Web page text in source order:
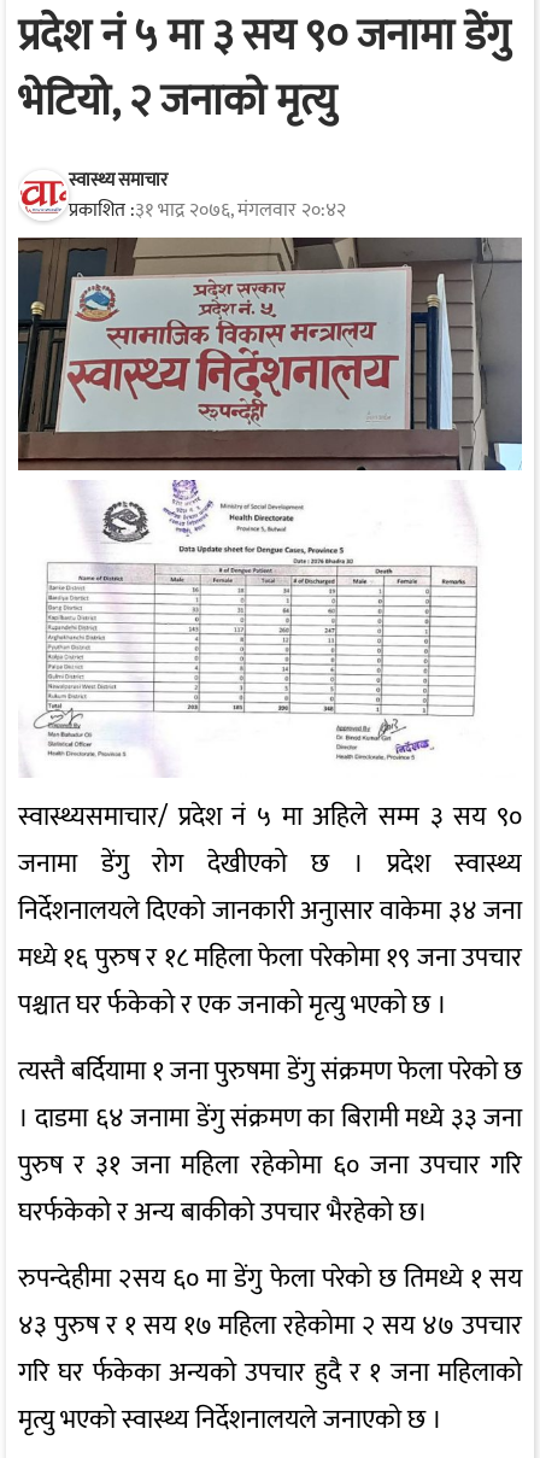
प्रदेश नं ५ मा ३ सय ९० जनामा डेंगु
भेटियो, २ जनाको मृत्यु
स्वास्थ्य समाचार
प्रकाशित :३१ भाद्र २०७६, मंगलवार २०:४२
स्वास्थ्यसमाचार/ प्रदेश नं ५ मा अहिले सम्म ३ सय ९०
जनामा डेंगु रोग देखीएको छ । प्रदेश स्वास्थ्य
निर्देशनालयले दिएको जानकारी अनुासार वाकेमा ३४ जना
मध्ये १६ पुरुष र १८ महिला फेला परेकोमा १९ जना उपचार
पश्चात घर र्फकेको र एक जनाको मृत्यु भएको छ ।
त्यस्तै बर्दियामा १ जना पुरुषमा डेंगु संक्रमण फेला परेको छ
। दाडमा ६४ जनामा डेंगु संक्रमण का बिरामी मध्ये ३३ जना
पुरुष र ३१ जना महिला रहेकोमा ६० जना उपचार गरि
घरर्फकेको र अन्य बाकीको उपचार भैरहेको छ।
रुपन्देहीमा २सय ६० मा डेंगु फेला परेको छ तिमध्ये १ सय
४३ पुरुष र १ सय १७ महिला रहेकोमा २ सय ४७ उपचार
गरि घर र्फकेका अन्यको उपचार हुदै र १ जना महिलाको
मृत्यु भएको स्वास्थ्य निर्देशनालयले जनाएको छ ।